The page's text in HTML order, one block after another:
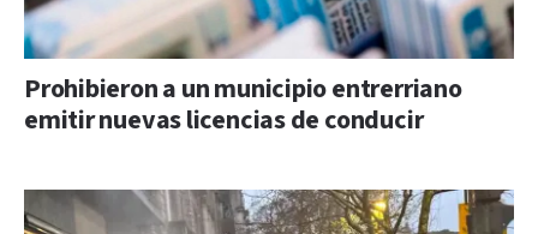
Prohibieron a un municipio entrerriano
emitir nuevas licencias de conducir